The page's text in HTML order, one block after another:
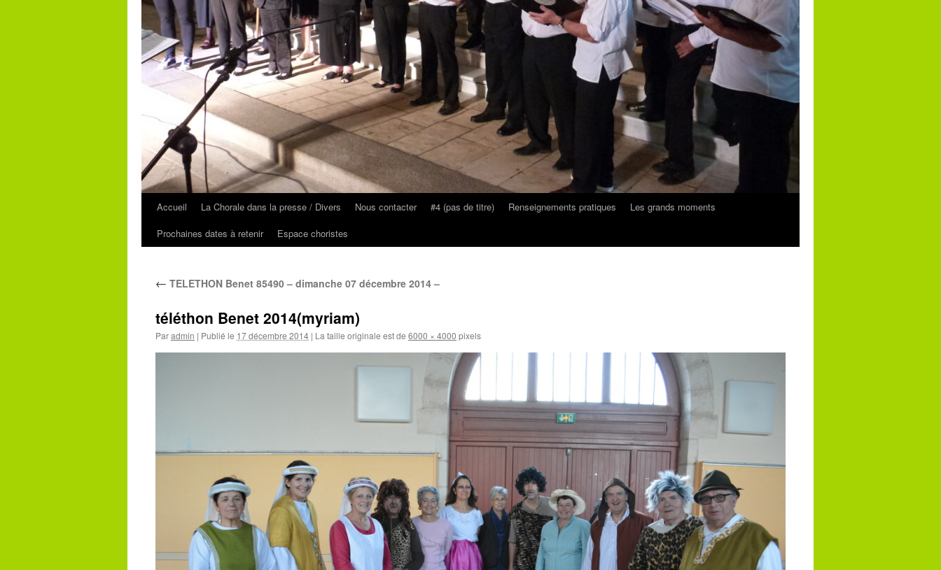
Accueil La Chorale dans la presse / Divers Nous contacter #4 (pas de titre) Renseignements pratiques
Les grands moments
Prochaines dates à retenir
Espace choristes
← TELETHON Benet 85490 – dimanche 07 décembre 2014 –
téléthon Benet 2014(myriam)
Paradmin | Publié le 17 décembre 2014 | La taille originale est de 6000 × 4000 pixels